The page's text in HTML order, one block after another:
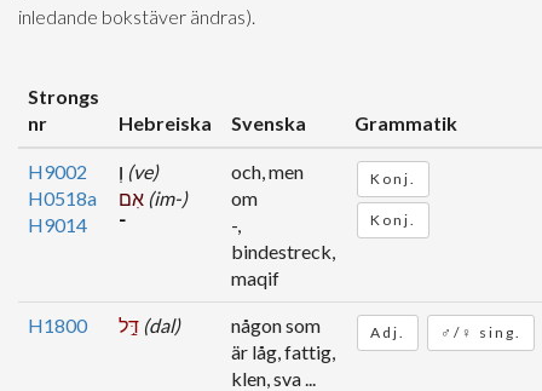
inledande bokstäver ändras).
Strongs
nr
Hebreiska Svenska Grammatik
H9002
H0518a
H9014
(ve)
(im-)
־
och, men
om
-,
bindestreck,
maqif
Konj.
Konj.
H1800 (dal)
någon som
är låg, fattig,
klen, sva ...
Adj. ♂/♀ sing.